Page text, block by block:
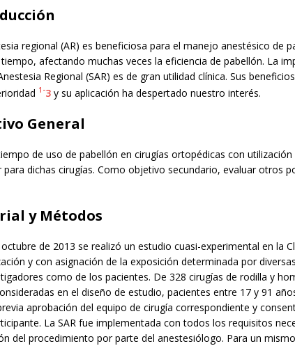
regional (AR) es beneficiosa para el manejo anestésico de
afectando muchas veces la eficiencia de pabellón. La
Regional (SAR) es de gran utilidad clínica. Sus
1-3y su aplicación ha despertado nuestro interés.
General
de uso de pabellón en cirugías ortopédicas con utilización
para dichas cirugías. Como objetivo secundario, evaluar otros
y Métodos
de 2013 se realizó un estudio cuasi-experimental en la
y con asignación de la exposición determinada por
como de los pacientes. De 328 cirugías de rodilla y
en el diseño de estudio, pacientes entre 17 y 91
aprobación del equipo de cirugía correspondiente y
La SAR fue implementada con todos los requisitos
del procedimiento por parte del anestesiólogo. Para un